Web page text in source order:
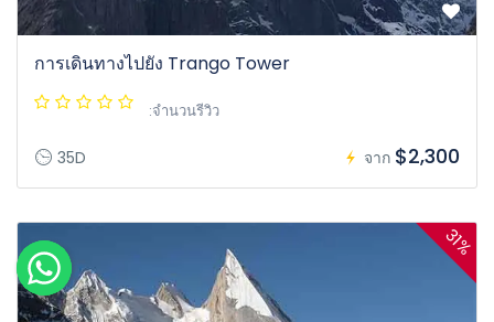
การเดินทางไปยัง Trango Tower
:จำนวนรีวิว
35D จาก $2,300
31%